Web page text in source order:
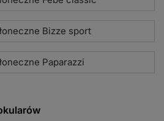
Bizze sport
Paparazzi